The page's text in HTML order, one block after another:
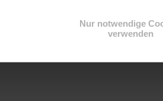
Nur notwendige
verwenden